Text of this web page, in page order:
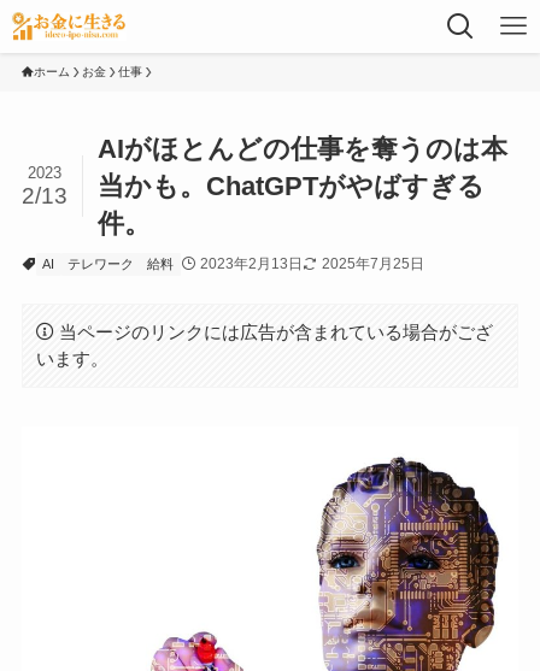
ホーム お金 仕事
AIがほとんどの仕事を奪うのは本
当かも。ChatGPTがやばすぎる
件。
2023
2/13
AI テレワーク 給料 2023年2月13日 2025年7月25日
当ページのリンクには広告が含まれている場合がござ
います。